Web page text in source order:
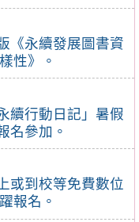
《永續發展圖書資
性》。
續行動日記」暑假
名參加。
或到校等免費數位
報名。